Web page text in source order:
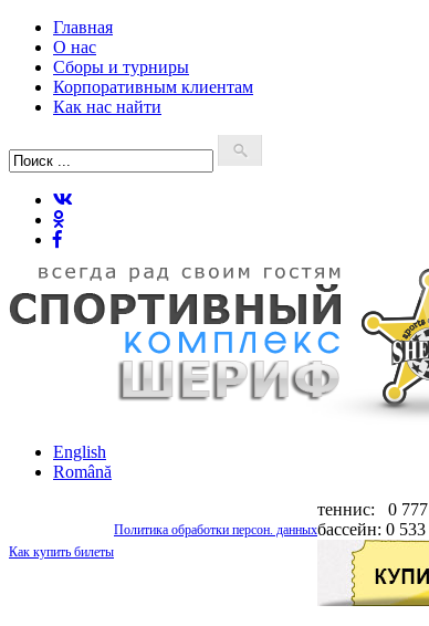
Главная
О нас
Сборы и турниры
Корпоративным клиентам
Как нас найти
English
Română
Политика обработки персон. данных
Как купить билеты
теннис: 0 777
бассейн: 0 533